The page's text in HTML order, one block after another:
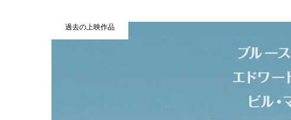
過去の上映作品